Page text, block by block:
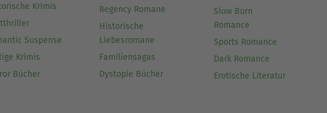
Krimis
Suspense
Krimis
Bücher
Regency Romane
Historische
Liebesromane
Familiensagas
Dystopie Bücher
Slow Burn
Romance
Sports Romance
Dark Romance
Erotische Literatur